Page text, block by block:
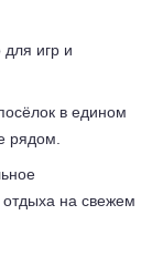
игр и
в едином
рядом.
отдыха на свежем